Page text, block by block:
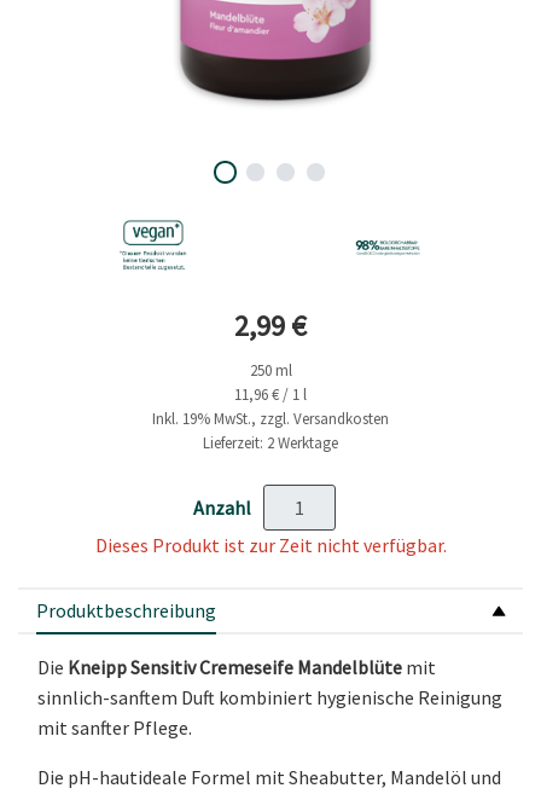
Aktueller Preis
2,99 €
250 ml
11,96 € / 1 l
Inkl. 19% MwSt., zzgl. Versandkosten
Lieferzeit: 2 Werktage
Anzahl
Dieses Produkt ist zur Zeit nicht verfügbar.
Produktbeschreibung
Die Kneipp Sensitiv Cremeseife Mandelblüte mit
sinnlich-sanftem Duft kombiniert hygienische Reinigung
mit sanfter Pflege.
Die pH-hautideale Formel mit Sheabutter, Mandelöl und